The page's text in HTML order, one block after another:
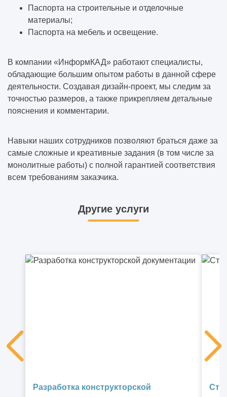
Паспорта на строительные и отделочные
материалы;
Паспорта на мебель и освещение.
В компании «ИнформКАД» работают специалисты,
обладающие большим опытом работы в данной сфере
деятельности. Создавая дизайн-проект, мы следим за
точностью размеров, а также прикрепляем детальные
пояснения и комментарии.
Навыки наших сотрудников позволяют браться даже за
самые сложные и креативные задания (в том числе за
монолитные работы) с полной гарантией соответствия
всем требованиям заказчика.
Другие услуги
Разработка конструкторской